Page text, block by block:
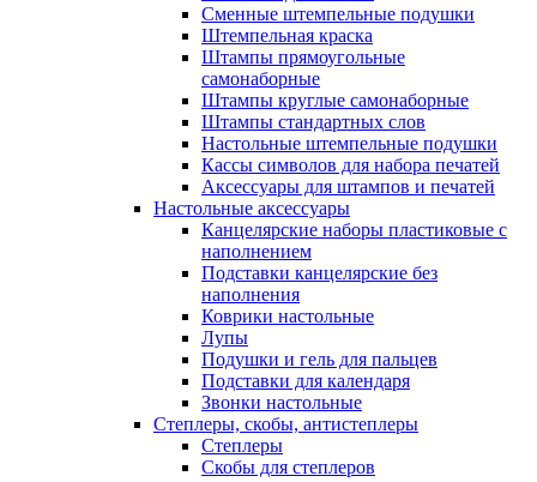
Сменные штемпельные подушки
Штемпельная краска
Штампы прямоугольные
самонаборные
Штампы круглые самонаборные
Штампы стандартных слов
Настольные штемпельные подушки
Кассы символов для набора печатей
Аксессуары для штампов и печатей
Настольные аксессуары
Канцелярские наборы пластиковые с
наполнением
Подставки канцелярские без
наполнения
Коврики настольные
Лупы
Подушки и гель для пальцев
Подставки для календаря
Звонки настольные
Степлеры, скобы, антистеплеры
Степлеры
Скобы для степлеров